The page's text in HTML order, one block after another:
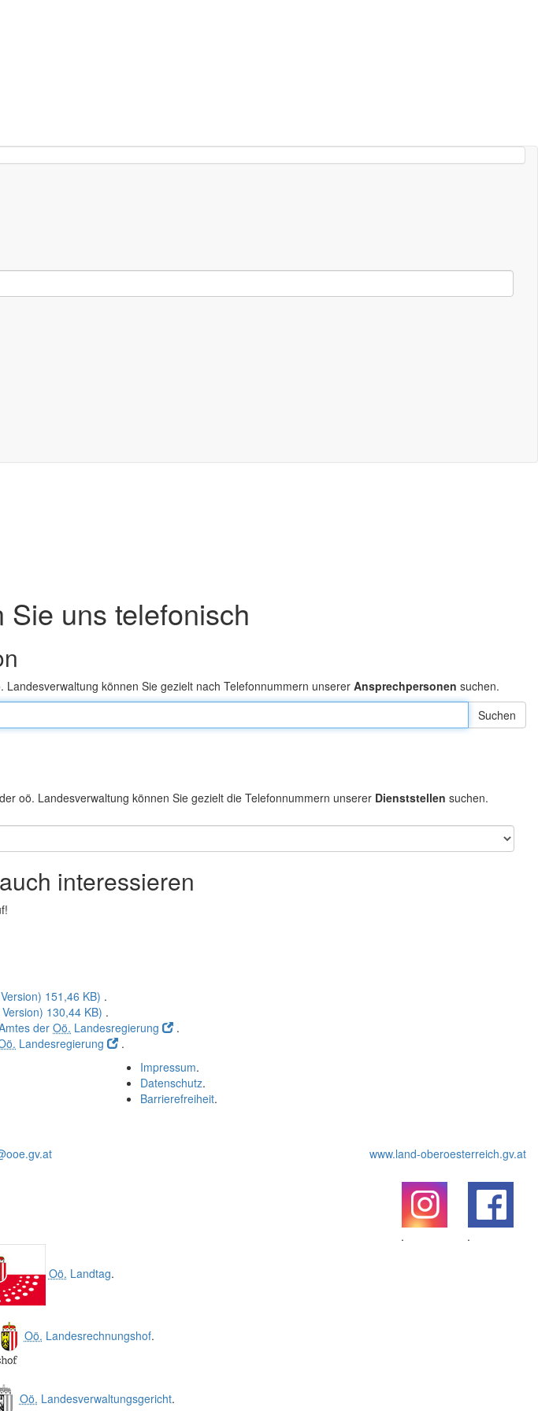
Sie uns telefonisch
Landesverwaltung können Sie gezielt nach Telefonnummern unserer Ansprechpersonen suchen.
der oö. Landesverwaltung können Sie gezielt die Telefonnummern unserer Dienststellen suchen.
interessieren
151,46 KB) .
130,44 KB) .
derOö. Landesregierung
.
Landesregierung
.
Impressum.
Datenschutz.
Barrierefreiheit.
www.land-oberoesterreich.gv.at
.
.
Oö. Landtag.
Oö. Landesrechnungshof.
Oö. Landesverwaltungsgericht.